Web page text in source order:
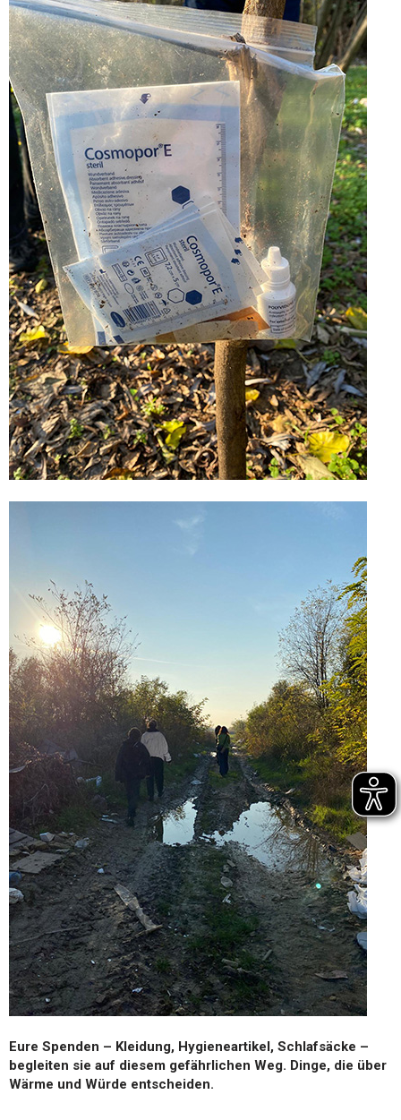
Eure Spenden – Kleidung, Hygieneartikel, Schlafsäcke –
begleiten sie auf diesem gefährlichen Weg. Dinge, die über
Wärme und Würde entscheiden.